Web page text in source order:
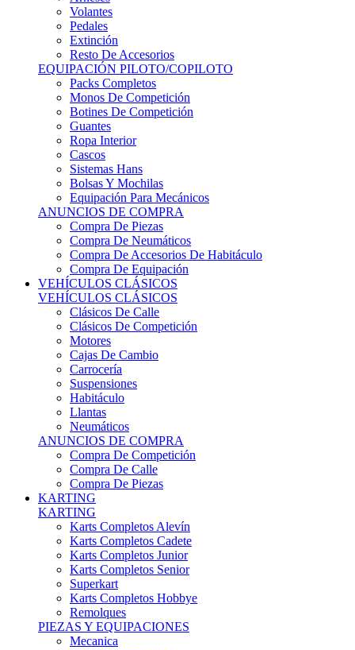
Volantes
Pedales
Extinción
Resto De Accesorios
EQUIPACIÓN PILOTO/COPILOTO
Packs Completos
Monos De Competición
Botines De Competición
Guantes
Ropa Interior
Cascos
Sistemas Hans
Bolsas Y Mochilas
Equipación Para Mecánicos
ANUNCIOS DE COMPRA
Compra De Piezas
Compra De Neumáticos
Compra De Accesorios De Habitáculo
Compra De Equipación
VEHÍCULOS CLÁSICOS
VEHÍCULOS CLÁSICOS
Clásicos De Calle
Clásicos De Competición
Motores
Cajas De Cambio
Carrocería
Suspensiones
Habitáculo
Llantas
Neumáticos
ANUNCIOS DE COMPRA
Compra De Competición
Compra De Calle
Compra De Piezas
KARTING
KARTING
Karts Completos Alevín
Karts Completos Cadete
Karts Completos Junior
Karts Completos Senior
Superkart
Karts Completos Hobbye
Remolques
PIEZAS Y EQUIPACIONES
Mecanica